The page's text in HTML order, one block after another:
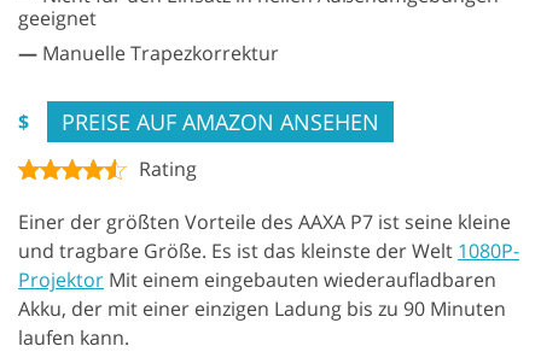
geeignet
— Manuelle Trapezkorrektur
$ PREISE AUF AMAZON ANSEHEN
Rating
Einer der größten Vorteile des AAXA P7 ist seine kleine
und tragbare Größe. Es ist das kleinste der Welt 1080P-
Projektor Mit einem eingebauten wiederaufladbaren
Akku, der mit einer einzigen Ladung bis zu 90 Minuten
laufen kann.